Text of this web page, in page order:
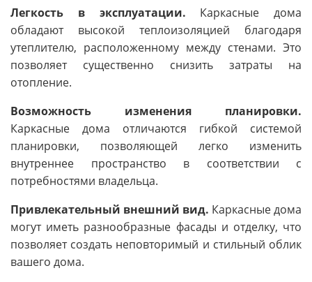
Легкость в эксплуатации. Каркасные дома
обладают высокой теплоизоляцией благодаря
утеплителю, расположенному между стенами. Это
позволяет существенно снизить затраты на
отопление.
Возможность изменения планировки.
Каркасные дома отличаются гибкой системой
планировки, позволяющей легко изменить
внутреннее пространство в соответствии с
потребностями владельца.
Привлекательный внешний вид. Каркасные дома
могут иметь разнообразные фасады и отделку, что
позволяет создать неповторимый и стильный облик
вашего дома.